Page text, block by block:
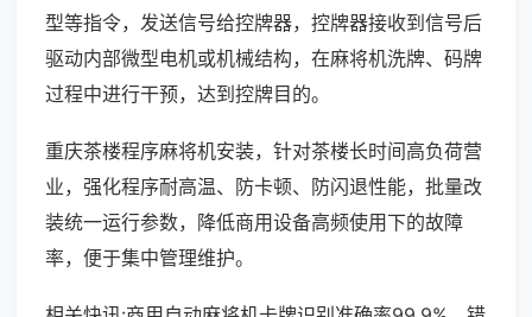
型等指令，发送信号给控牌器，控牌器接收到信号后
驱动内部微型电机或机械结构，在麻将机洗牌、码牌
过程中进行干预，达到控牌目的。
重庆茶楼程序麻将机安装，针对茶楼长时间高负荷营
业，强化程序耐高温、防卡顿、防闪退性能，批量改
装统一运行参数，降低商用设备高频使用下的故障
率，便于集中管理维护。